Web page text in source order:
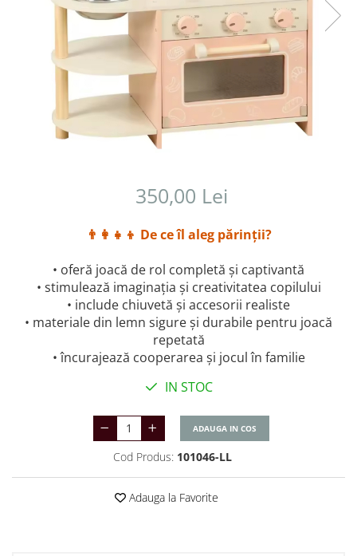
350,00 Lei
👨‍👩‍👧‍👦 De ce îl aleg părinții?
• oferă joacă de rol completă și captivantă
• stimulează imaginația și creativitatea copilului
• include chiuvetă și accesorii realiste
• materiale din lemn sigure și durabile pentru joacă
repetată
• încurajează cooperarea și jocul în familie
IN STOC
ADAUGA IN COS
Cod Produs: 101046-LL
Adauga la Favorite